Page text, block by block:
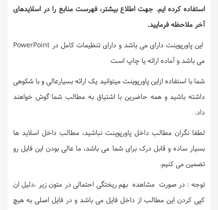
استفاده کرده ایم. جهت اطلاع بیشتر، فهرست منابع را در اسلایدهای
آخر ملاحظه فرمایید.
این پاورپوینت دارای می باشد و دارای تنظیمات کامل در PowerPoint
می باشد و آماده ارائه یا چاپ است
شما با استفاده ازاین پاورپوینت میتوانید یک ارائه بسیارعالی و با شکوهی
داشته باشید و همه حاضرین با اشتیاق به مطالب شما گوش خواهند
داد.
لطفا نگران مطالب داخل پاورپوینت نباشید، مطالب داخل اسلاید ها
بسیار ساده و قابل درک برای شما می باشد، ما عالی بودن این فایل رو
تضمین می کنیم.
توجه : در صورت مشاهده بهم ریختگی احتمالی در متون زیر ،دلیل ان
کپی کردن این مطالب از داخل فایل می باشد و در فایل اصلی به هیچ